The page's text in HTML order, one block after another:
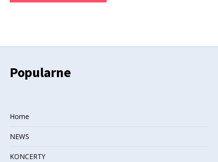
Popularne
Home
NEWS
KONCERTY